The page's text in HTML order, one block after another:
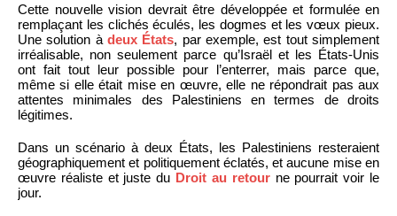
Cette nouvelle vision devrait être développée et formulée en
remplaçant les clichés éculés, les dogmes et les vœux pieux.
Une solution à deux États, par exemple, est tout simplement
irréalisable, non seulement parce qu’Israël et les États-Unis
ont fait tout leur possible pour l’enterrer, mais parce que,
même si elle était mise en œuvre, elle ne répondrait pas aux
attentes minimales des Palestiniens en termes de droits
légitimes.
Dans un scénario à deux États, les Palestiniens resteraient
géographiquement et politiquement éclatés, et aucune mise en
œuvre réaliste et juste du Droit au retourne pourrait voir le
jour.